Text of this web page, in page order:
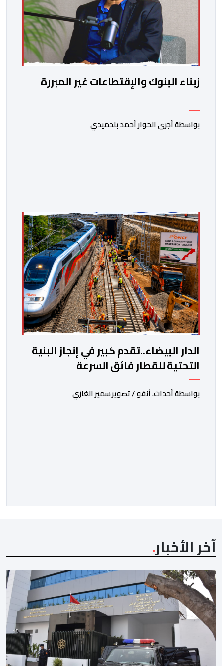
زبناء البنوك والإقتطاعات غير المبررة
بواسطة أجرى الحوار أحمد بلحميدي
الدار البيضاء..تقدم كبير في إنجاز البنية
التحتية للقطار فائق السرعة
بواسطة أحداث. أنفو / تصوير سمير الغازي
آخر الأخبار